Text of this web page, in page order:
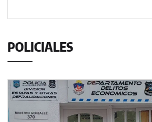
POLICIALES